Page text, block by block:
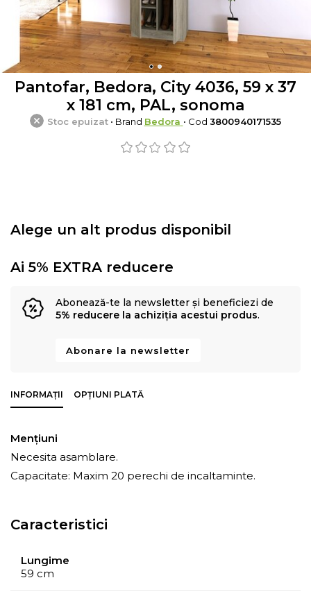
Pantofar, Bedora, City 4036, 59 x 37
x 181 cm, PAL, sonoma
Stoc epuizat• Brand Bedora • Cod 3800940171535
Alege un alt produs disponibil
Ai 5% EXTRA reducere
Abonează-te la newsletter și beneficiezi de
5% reducere la achiziția acestui produs.
Abonare la newsletter
INFORMAȚII OPȚIUNI PLATĂ
Mențiuni
Necesita asamblare.
Capacitate: Maxim 20 perechi de incaltaminte.
Caracteristici
Lungime
59 cm